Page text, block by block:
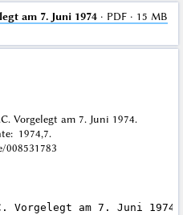
am 7. Juni 1974· PDF · 15 MB
Vorgelegt am 7. Juni 1974.
1974,7.
008531783
am 7. Juni 1974